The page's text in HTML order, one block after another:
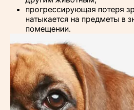
прогрессирующая потеря
натыкается на предметы в
помещении.